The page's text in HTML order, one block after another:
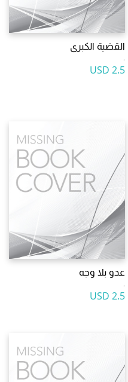
القضية الكبرى
.
2.5 USD
عدو بلا وجه
.
2.5 USD